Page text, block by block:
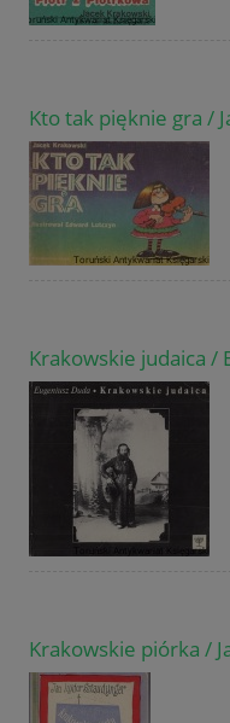
Kto tak pięknie gra /
Krakowskie judaica /
Krakowskie piórka /